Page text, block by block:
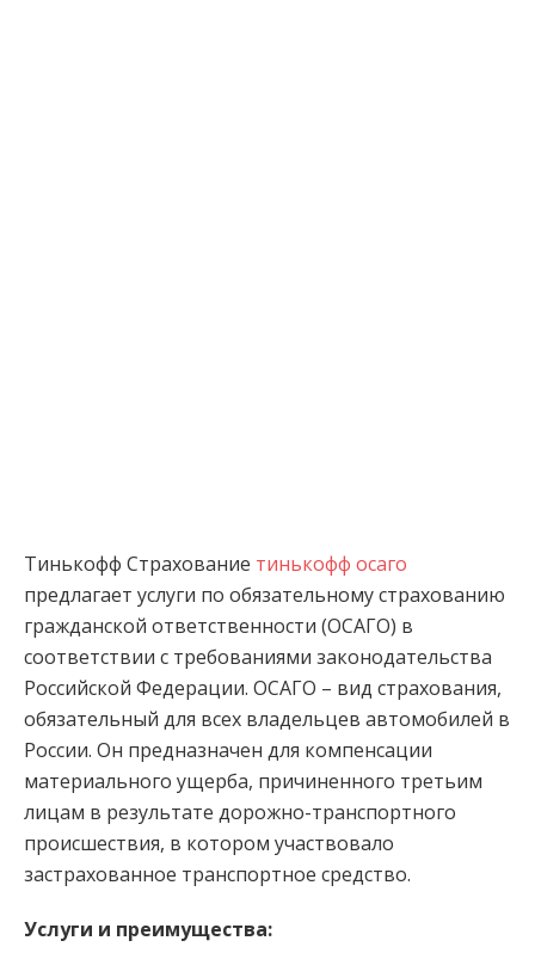
Тинькофф Страхование тинькофф осаго
предлагает услуги по обязательному страхованию
гражданской ответственности (ОСАГО) в
соответствии с требованиями законодательства
Российской Федерации. ОСАГО – вид страхования,
обязательный для всех владельцев автомобилей в
России. Он предназначен для компенсации
материального ущерба, причиненного третьим
лицам в результате дорожно-транспортного
происшествия, в котором участвовало
застрахованное транспортное средство.
Услуги и преимущества: